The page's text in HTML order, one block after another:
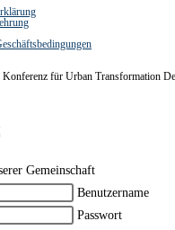
für Urban Transformation
Gemeinschaft
Benutzername
Passwort